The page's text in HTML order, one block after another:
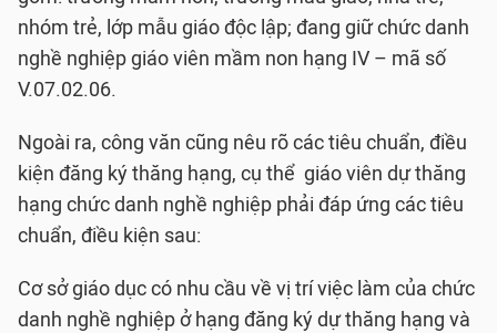
nhóm trẻ, lớp mẫu giáo độc lập; đang giữ chức danh
nghề nghiệp giáo viên mầm non hạng IV – mã số
V.07.02.06.
Ngoài ra, công văn cũng nêu rõ các tiêu chuẩn, điều
kiện đăng ký thăng hạng, cụ thể giáo viên dự thăng
hạng chức danh nghề nghiệp phải đáp ứng các tiêu
chuẩn, điều kiện sau:
Cơ sở giáo dục có nhu cầu về vị trí việc làm của chức
danh nghề nghiệp ở hạng đăng ký dự thăng hạng và